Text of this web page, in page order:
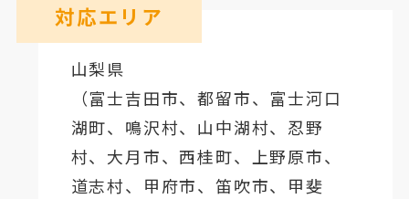
対応エリア
山梨県
（富士吉田市、都留市、 富士河口
湖町、鳴沢村、山中湖村、忍野
村、 大月市、西桂町、上野原市、
道志村、 甲府市、笛吹市、甲斐